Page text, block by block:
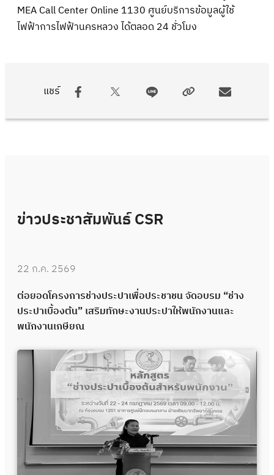
แชร์
MEA Call Center Online 1130 ศูนย์บริการข้อมูลผู้ใช้
ไฟฟ้าการไฟฟ้านครหลวง ได้ตลอด 24 ชั่วโมง
ข่าวประชาสัมพันธ์ CSR
22 ก.ค. 2569
ต่อยอดโครงการช่างประปาเพื่อประชาชน จัดอบรม “ช่าง
ประปาเบื้องต้น” เสริมทักษะงานประปาให้พนักงานและ
พนักงานเกษียณ